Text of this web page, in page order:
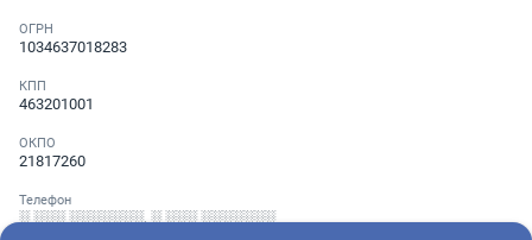
ОГРН
1034637018283
КПП
463201001
ОКПО
21817260
Телефон
░ ░░░ ░░░░░░░, ░ ░░░ ░░░░░░░